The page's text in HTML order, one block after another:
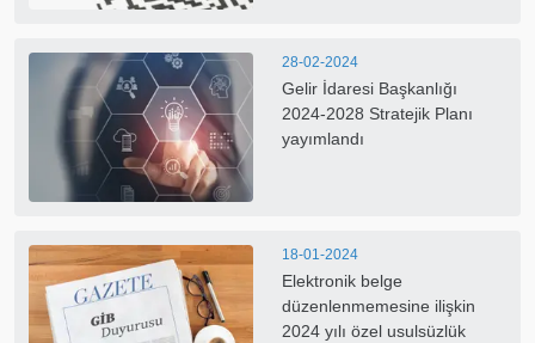
28-02-2024
Gelir İdaresi Başkanlığı
2024-2028 Stratejik Planı
yayımlandı
18-01-2024
Elektronik belge
düzenlenmemesine ilişkin
2024 yılı özel usulsüzlük